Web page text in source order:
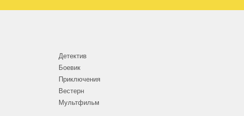
Детектив
Боевик
Приключения
Вестерн
Мультфильм